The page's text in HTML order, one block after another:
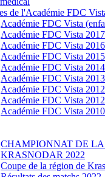
de l'Académie FDC
Académie FDC Vista
Académie FDC Vista
Académie FDC Vista 2016
Académie FDC Vista 2015
Académie FDC Vista 2014
Académie FDC Vista 2013
Académie FDC Vista 2012
Académie FDC Vista
Académie FDC Vista
CHAMPIONNAT DE
KRASNODAR 2022
Coupe de la région de